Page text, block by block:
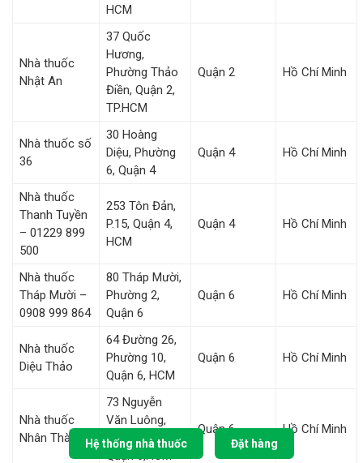
HCM
Nhà thuốc
Nhật An
37 Quốc
Hương,
Phường Thảo
Điền, Quận 2,
TP.HCM
Quận 2 Hồ Chí Minh
Nhà thuốc số
36
30 Hoàng
Diệu, Phường
6, Quận 4
Quận 4 Hồ Chí Minh
Nhà thuốc
Thanh Tuyền
– 01229 899
500
253 Tôn Đản,
P.15, Quận 4,
HCM
Quận 4 Hồ Chí Minh
Nhà thuốc
Tháp Mười –
0908 999 864
80 Tháp Mười,
Phường 2,
Quận 6
Quận 6 Hồ Chí Minh
Nhà thuốc
Diệu Thảo
64 Đường 26,
Phường 10,
Quận 6, HCM
Quận 6 Hồ Chí Minh
Nhà thuốc
Nhân Thành
73 Nguyễn
Văn Luông,
Phường 10,
Quận 6,HCM
Quận 6 Hồ Chí Minh
Hệ thống nhà thuốc Đặt hàng